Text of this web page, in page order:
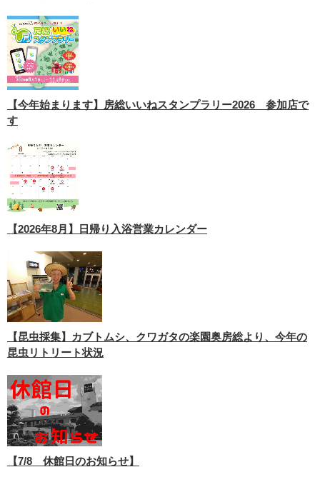
【今年始まります】房総いいねスタンプラリー2026 参加店で
す
【2026年8月】日帰り入浴営業カレンダー
【昆虫採集】カブトムシ、クワガタの楽園奥房総より、今年の
昆虫リトリート状況
【7/8 休館日のお知らせ】